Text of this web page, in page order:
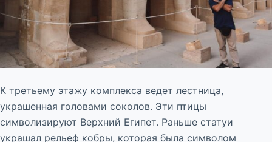
К третьему этажу комплекса ведет лестница,
украшенная головами соколов. Эти птицы
символизируют Верхний Египет. Раньше статуи
украшал рельеф кобры, которая была символом